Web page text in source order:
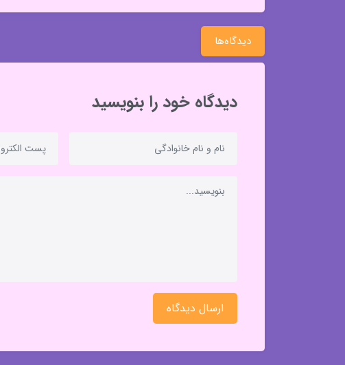
دیدگاه‌ها
دیدگاه خود را بنویسید
ارسال دیدگاه